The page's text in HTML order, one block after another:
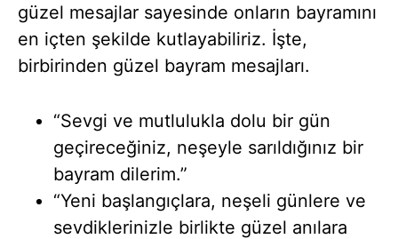
güzel mesajlar sayesinde onların bayramını
en içten şekilde kutlayabiliriz. İşte,
birbirinden güzel bayram mesajları.
“Sevgi ve mutlulukla dolu bir gün
geçireceğiniz, neşeyle sarıldığınız bir
bayram dilerim.”
“Yeni başlangıçlara, neşeli günlere ve
sevdiklerinizle birlikte güzel anılara